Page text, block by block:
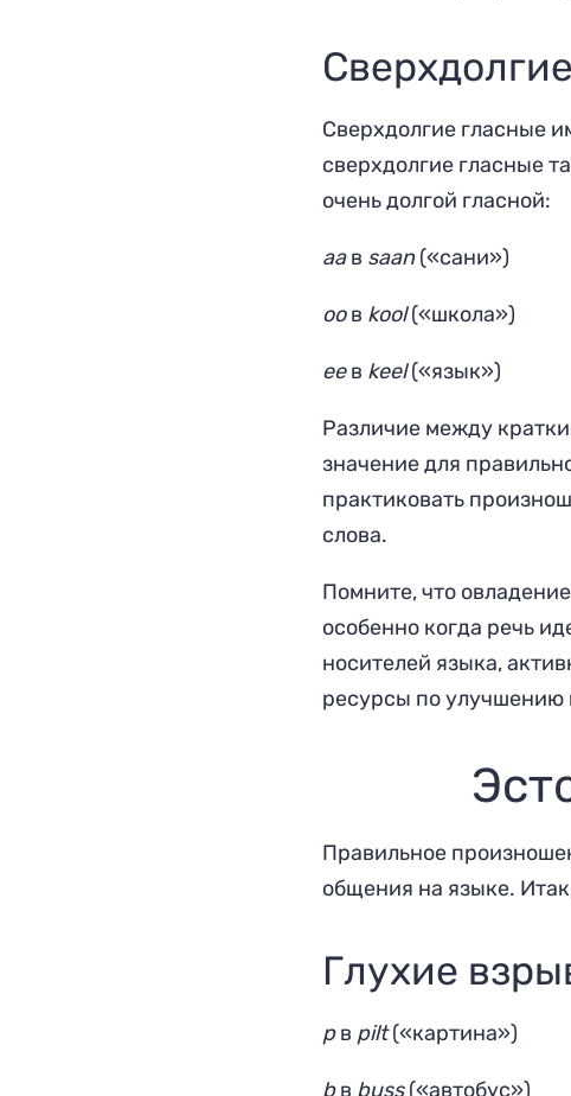
Сверхдолгие гласные
сверхдолгие гласные
очень долгой гласной:
aaв saan(«сани»)
ooв kool(«школа»)
eeв keel(«язык»)
Различие между
значение для
практиковать
слова.
Помните, что
особенно когда речь
носителей языка,
ресурсы по улучшению
Правильное
общения на языке.
Глухие
pв pilt(«картина»)
bв buss(«автобус»)